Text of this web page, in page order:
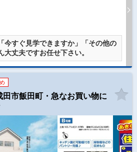
今すぐ見学できますか」「その他の
丈夫ですお任せ下さい。
市飯田町・急なお買い物に